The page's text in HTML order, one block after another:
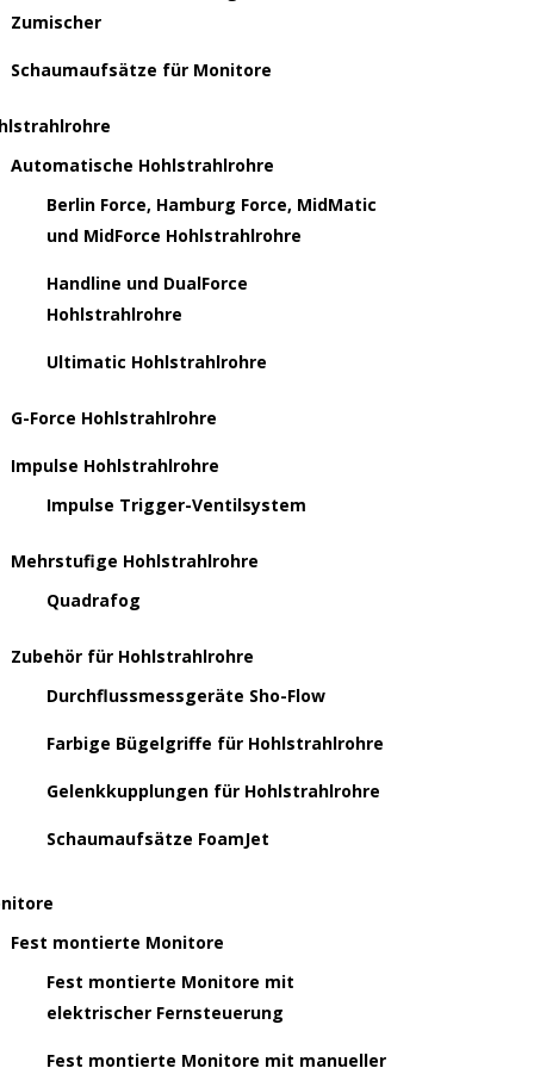
Zumischer
Schaumaufsätze für Monitore
Automatische Hohlstrahlrohre
Berlin Force, Hamburg Force, MidMatic
und MidForce Hohlstrahlrohre
Handline und DualForce
Hohlstrahlrohre
Ultimatic Hohlstrahlrohre
G-Force Hohlstrahlrohre
Impulse Hohlstrahlrohre
Impulse Trigger-Ventilsystem
Mehrstufige Hohlstrahlrohre
Quadrafog
Zubehör für Hohlstrahlrohre
Durchflussmessgeräte Sho-Flow
Farbige Bügelgriffe für Hohlstrahlrohre
Gelenkkupplungen für Hohlstrahlrohre
Schaumaufsätze FoamJet
Fest montierte Monitore
Fest montierte Monitore mit
elektrischer Fernsteuerung
Fest montierte Monitore mit manueller